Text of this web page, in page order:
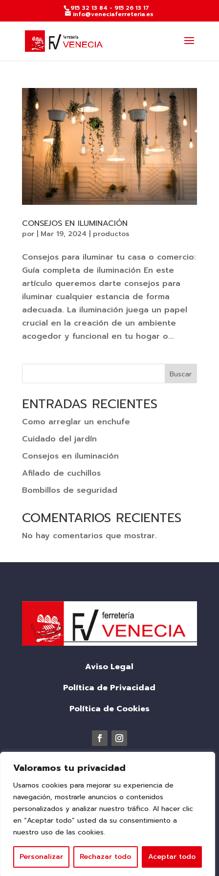
Valoramos tu privacidad
Usamos cookies para mejorar su experiencia de
navegación, mostrarle anuncios o contenidos
personalizados y analizar nuestro tráfico. Al hacer clic
en “Aceptar todo” usted da su consentimiento a
nuestro uso de las cookies.
Personalizar Rechazar todo Aceptar todo
915 32 13 84 - 915 26 13 17
info@veneciaferreteria.es
CONSEJOS EN ILUMINACIÓN
por Mar 19, 2024 productos
Consejos para iluminar tu casa o comercio:
Guía completa de iluminación En este
artículo queremos darte consejos para
iluminar cualquier estancia de forma
adecuada. La iluminación juega un papel
crucial en la creación de un ambiente
acogedor y funcional en tu hogar o...
Buscar
ENTRADAS RECIENTES
Como arreglar un enchufe
Cuidado del jardín
Consejos en iluminación
Afilado de cuchillos
Bombillos de seguridad
COMENTARIOS RECIENTES
No hay comentarios que mostrar.
Aviso Legal
Política de Privacidad
Política de Cookies
© 2026Ferretería Venecia | Todos los
derechos reservados. Diseñado
con❤porAdelanta Publicidad